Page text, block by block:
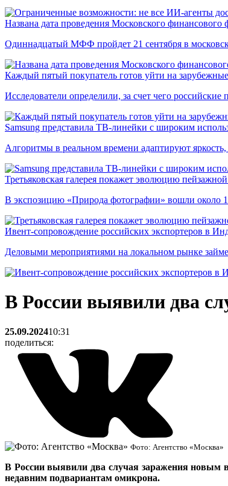
Названа дата проведения Московского
Одиннадцатый МФФ пройдет 21 сентября в
Каждый пятый покупатель готов уйти на
Исследователи определили, за счет чего
Samsung представила ТВ-линейки с широким
Алгоритмы в реальном времени адаптируют
Третьяковская галерея покажет эволюцию
В экспозицию «Природа фотографии» вошли около
Ивент-сопровождение российских экспортеров в
Деловыми мероприятиями на локальном рынке
В России выявили два
25.09.202410:31
поделиться:
Фото: Агентство «Москва»
В России выявили два случая заражения новым
недавним подвариантам омикрона.